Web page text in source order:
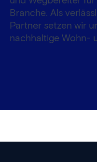
Branche. Als
Partner setzen wir
nachhaltige Wohn-